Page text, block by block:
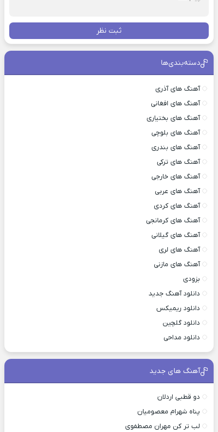
ثبت نظر
دسته‌بندی‌ها
آهنگ های آذری
آهنگ های افغانی
آهنگ های بختیاری
آهنگ های بلوچی
آهنگ های بندری
آهنگ های ترکی
آهنگ های خارجی
آهنگ های عربی
آهنگ های کردی
آهنگ های کرمانجی
آهنگ های گیلانی
آهنگ های لری
آهنگ های مازنی
بزودی
دانلود آهنگ جدید
دانلود ریمیکس
دانلود گلچین
دانلود مداحی
آهنگ های جدید
دو قطبی اردلان
پناه شهرام معصومیان
لب تر کن مهران مصطفوی